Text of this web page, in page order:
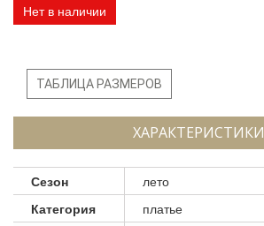
Нет в наличии
ТАБЛИЦА РАЗМЕРОВ
ХАРАКТЕРИСТИКИ
Сезон
лето
Категория
платье